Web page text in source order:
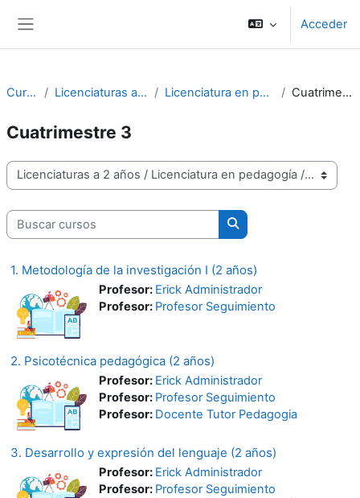
Acceder
Cursos Licenciaturas a 2 años Licenciatura en pedagogía Cuatrimestre 3
Cuatrimestre 3
Categorías
Buscar cursos
Buscar cursos
1. Metodología de la investigación I (2 años)
Profesor: Erick Administrador
Profesor: Profesor Seguimiento
2. Psicotécnica pedagógica (2 años)
Profesor: Erick Administrador
Profesor: Profesor Seguimiento
Profesor: Docente Tutor Pedagogia
3. Desarrollo y expresión del lenguaje (2 años)
Profesor: Erick Administrador
Profesor: Profesor Seguimiento